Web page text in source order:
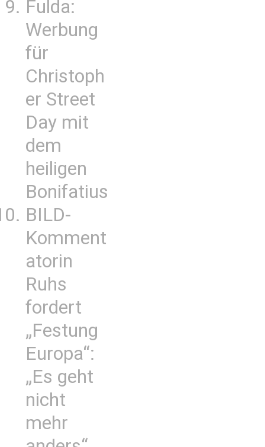
Fulda:
Werbung
für
Christoph
er Street
Day mit
dem
heiligen
Bonifatius
BILD-
Komment
atorin
Ruhs
fordert
„Festung
Europa“:
„Es geht
nicht
mehr